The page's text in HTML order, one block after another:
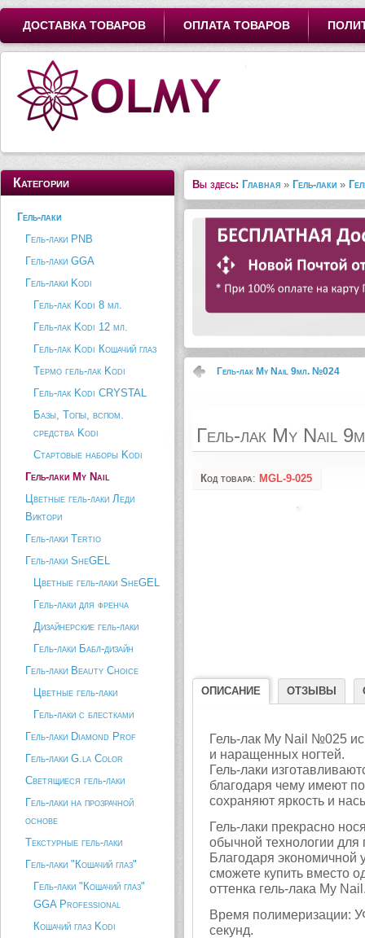
ДОСТАВКА ТОВАРОВ ОПЛАТА ТОВАРОВ
Категории
Гель-лаки
Гель-лаки PNB
Гель-лаки GGA
Гель-лаки Kodi
Гель-лак Kodi 8 мл.
Гель-лак Kodi 12 мл.
Гель-лак Kodi Кошачий глаз
Термо гель-лак Kodi
Гель-лак Kodi CRYSTAL
Базы, Топы, вспом.
средства Kodi
Стартовые наборы Kodi
Гель-лаки My Nail
Цветные гель-лаки Леди
Виктори
Гель-лаки Tertio
Гель-лаки SheGEL
Цветные гель-лаки SheGEL
Гель-лаки для френча
Дизайнерские гель-лаки
Гель-лаки Бабл-дизайн
Гель-лаки Beauty Choice
Цветные гель-лаки
Гель-лаки с блестками
Гель-лаки Diamond Prof
Гель-лаки G.la Color
Светящиеся гель-лаки
Гель-лаки на прозрачной
основе
Текстурные гель-лаки
Гель-лаки "Кошачий глаз"
Гель-лаки "Кошачий глаз"
GGA Professional
Кошачий глаз Kodi
Вы здесь: Главная » Гель-лаки »
Гель-лак My Nail 9мл. №024
Гель-лак My Nail
Код товара: MGL-9-025
ОПИСАНИЕ ОТЗЫВЫ
Гель-лак My Nail №025
и наращенных ногтей.
Гель-лаки
благодаря чему имеют
сохраняют яркость и
Гель-лаки прекрасно
обычной технологии для
Благодаря экономичной
сможете купить вместо
оттенка гель-лака My
Время полимеризации:
секунд.